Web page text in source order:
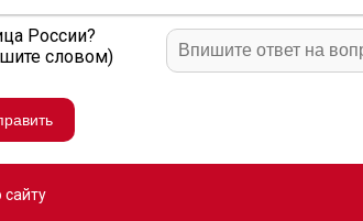
России?
словом)